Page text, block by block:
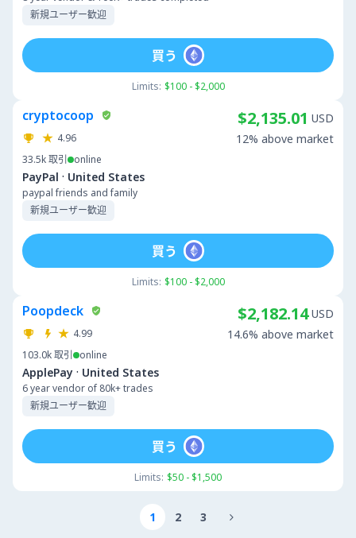
新規ユーザー歓迎
Limits: $100 - $2,000
買う
cryptocoop
4.96
33.5k取引 online
PayPal · United States
paypal friends and family
新規ユーザー歓迎
$2,135.01 USD
12% above market
Limits: $100 - $2,000
買う
Poopdeck
4.99
103.0k取引 online
ApplePay · United States
6 year vendor of 80k+ trades
新規ユーザー歓迎
$2,182.14 USD
14.6% above market
Limits: $50 - $1,500
買う
1 2 3 